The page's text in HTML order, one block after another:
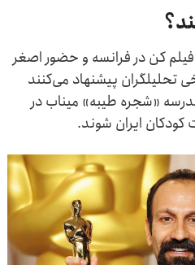
فیلم کن در فرانسه و حضور اصغر
تحلیلگران پیشنهاد می‌کنند
«شجره طیبه» میناب در
ایران شوند.